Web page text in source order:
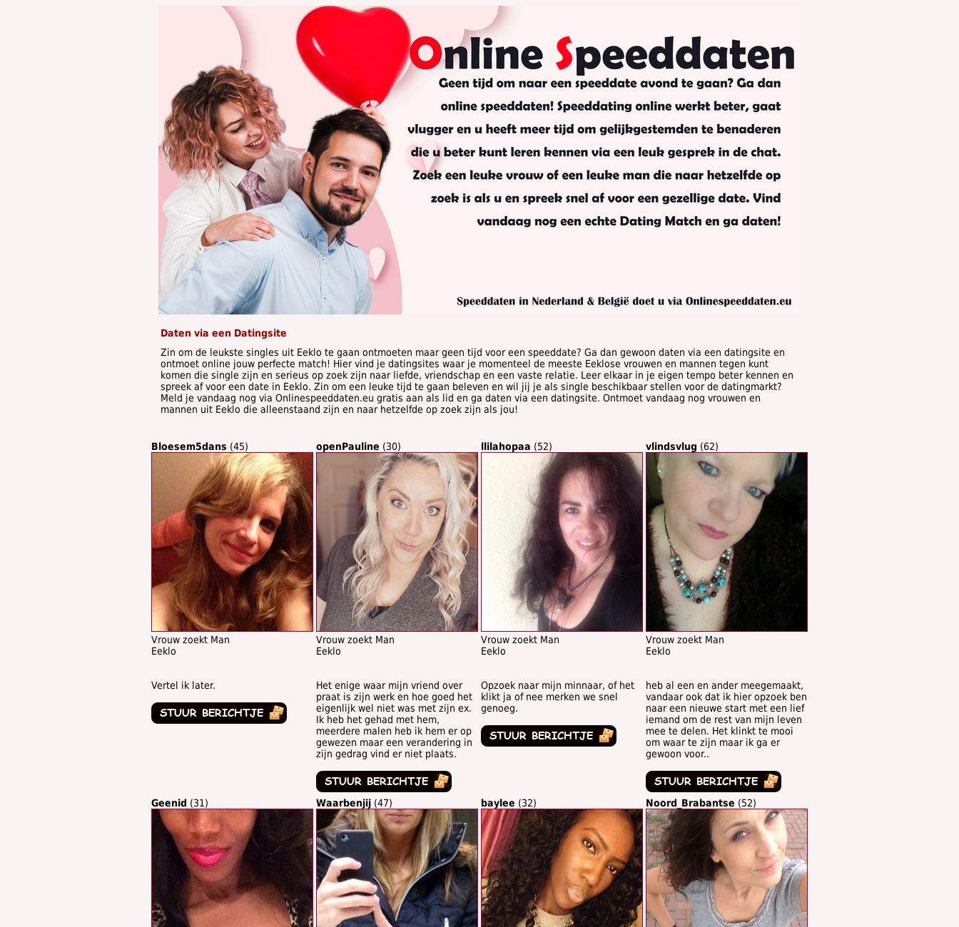
Daten via een Datingsite
Zin om de leukste singles uit Eeklo te gaan ontmoeten maar geen tijd voor een speeddate? Ga dan gewoon daten via een datingsite en
ontmoet online jouw perfecte match! Hier vind je datingsites waar je momenteel de meeste Eeklose vrouwen en mannen tegen kunt
komen die single zijn en serieus op zoek zijn naar liefde, vriendschap en een vaste relatie. Leer elkaar in je eigen tempo beter kennen en
spreek af voor een date in Eeklo. Zin om een leuke tijd te gaan beleven en wil jij je als single beschikbaar stellen voor de datingmarkt?
Meld je vandaag nog via Onlinespeeddaten.eu gratis aan als lid en ga daten via een datingsite. Ontmoet vandaag nog vrouwen en
mannen uit Eeklo die alleenstaand zijn en naar hetzelfde op zoek zijn als jou!
Bloesem5dans (45)
Vrouw zoekt Man
Eeklo
Vertel ik later.
openPauline (30)
Vrouw zoekt Man
Eeklo
Het enige waar mijn vriend over
praat is zijn werk en hoe goed het
eigenlijk wel niet was met zijn ex.
Ik heb het gehad met hem,
meerdere malen heb ik hem er op
gewezen maar een verandering in
zijn gedrag vind er niet plaats.
llilahopaa (52)
Vrouw zoekt Man
Eeklo
Opzoek naar mijn minnaar, of het
klikt ja of nee merken we snel
genoeg.
vlindsvlug (62)
Vrouw zoekt Man
Eeklo
heb al een en ander meegemaakt,
vandaar ook dat ik hier opzoek ben
naar een nieuwe start met een lief
iemand om de rest van mijn leven
mee te delen. Het klinkt te mooi
om waar te zijn maar ik ga er
gewoon voor..
Geenid (31) Waarbenjij (47) baylee (32) Noord_Brabantse (52)